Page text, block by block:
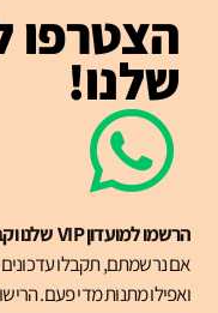
שלנו!
הרשמו למועדון VIP שלנו וקבלו את כל המבצעים הכי שווים!
אם נרשמתם, תקבלו
ואפילו מתנות מדי פעם.